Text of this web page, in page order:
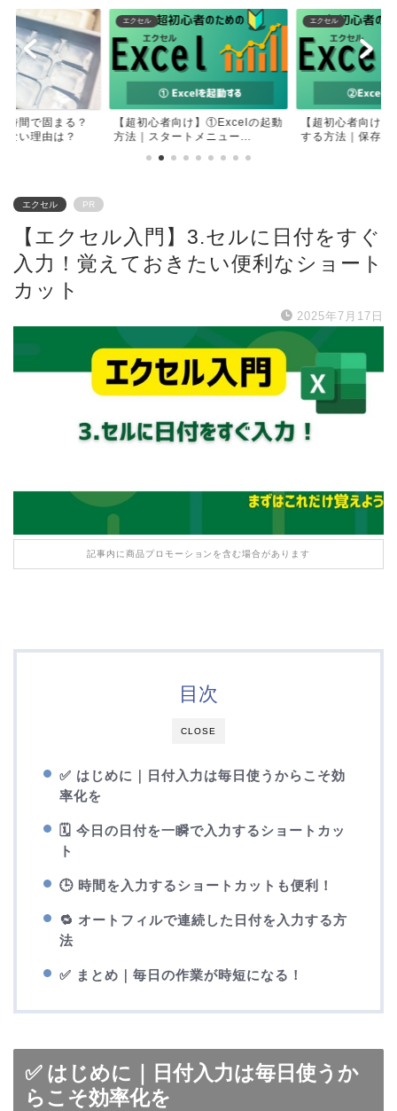
時間で固まる？
ない理由は？
エクセル
【超初心者向け】①Excelの起動
方法｜スタートメニュー...
エクセル
【超初心者向け
する方法｜保存せ
エクセル PR
【エクセル入門】3.セルに日付をすぐ
入力！覚えておきたい便利なショート
カット
2025年7月17日
記事内に商品プロモーションを含む場合があります
CLOSE
目次
✅ はじめに｜日付入力は毎日使うからこそ効
率化を
🗓 今日の日付を一瞬で入力するショートカッ
ト
🕒 時間を入力するショートカットも便利！
🔁 オートフィルで連続した日付を入力する方
法
✅ まとめ｜毎日の作業が時短になる！
✅ はじめに｜日付入力は毎日使うか
らこそ効率化を